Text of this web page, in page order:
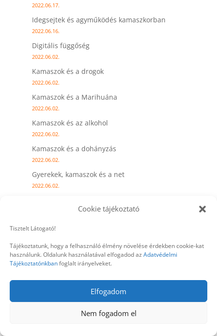
Cookie tájékoztató
Tisztelt Látogató!
Tájékoztatunk, hogy a felhasználó élmény növelése érdekben cookie-kat
használunk. Oldalunk használatával elfogadod az Adatvédelmi
Tájékoztatónkbanfoglalt irányelveket.
Elfogadom
Nem fogadom el
2022.06.17.
Idegsejtek és agyműködés kamaszkorban
2022.06.16.
Digitális függőség
2022.06.02.
Kamaszok és a drogok
2022.06.02.
Kamaszok és a Marihuána
2022.06.02.
Kamaszok és az alkohol
2022.06.02.
Kamaszok és a dohányzás
2022.06.02.
Gyerekek, kamaszok és a net
2022.06.02.
Legutóbbi Tudásbázis cikkek
PénzügyBlog; albérlet, vagy lakáshitel?
Idegsejtek és agyműködés kamaszkorban
Az átalakulás kémiája